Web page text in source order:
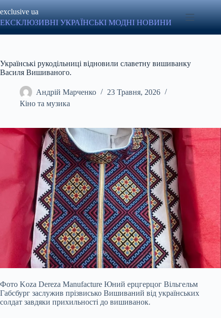
до
вмісту
exclusive ua
ЕКСКЛЮЗИВНІ УКРАЇНСЬКІ МОДНІ НОВИНИ
Українські рукодільниці відновили славетну вишиванку
Василя Вишиваного.
Андрій Марченко
23 Травня, 2026
Кіно та музика
Фото Koza Dereza Manufacture Юний ерцгерцог Вільгельм
Габсбург заслужив прізвисько Вишиваний від українських
солдат завдяки прихильності до вишиванок.